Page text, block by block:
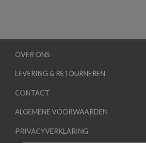
OVER ONS
LEVERING & RETOURNEREN
CONTACT
ALGEMENE VOORWAARDEN
PRIVACYVERKLARING